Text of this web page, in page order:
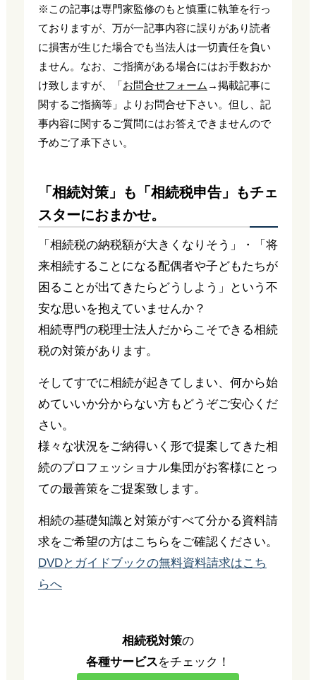
※この記事は専門家監修のもと慎重に執筆を行っ
ておりますが、万が一記事内容に誤りがあり読者
に損害が生じた場合でも当法人は一切責任を負い
ません。なお、ご指摘がある場合にはお手数おか
け致しますが、「お問合せフォーム →掲載記事に
関するご指摘等」よりお問合せ下さい。但し、記
事内容に関するご質問にはお答えできませんので
予めご了承下さい。
「相続対策」も「相続税申告」もチェ
スターにおまかせ。
「相続税の納税額が大きくなりそう」・「将
来相続することになる配偶者や子どもたちが
困ることが出てきたらどうしよう」という不
安な思いを抱えていませんか？
相続専門の税理士法人だからこそできる相続
税の対策があります。
そしてすでに相続が起きてしまい、何から始
めていいか分からない方もどうぞご安心くだ
さい。
様々な状況をご納得いく形で提案してきた相
続のプロフェッショナル集団がお客様にとっ
ての最善策をご提案致します。
相続の基礎知識と対策がすべて分かる資料請
求をご希望の方はこちらをご確認ください。
DVDとガイドブックの無料資料請求はこち
らへ
相続税対策の
各種サービスをチェック！